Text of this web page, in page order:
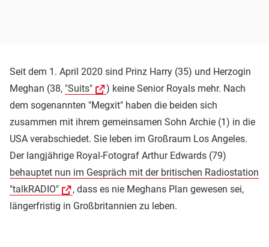
Seit dem 1. April 2020 sind Prinz Harry (35) und Herzogin
Meghan (38, "Suits"
) keine Senior Royals mehr. Nach
dem sogenannten "Megxit" haben die beiden sich
zusammen mit ihrem gemeinsamen Sohn Archie (1) in die
USA verabschiedet. Sie leben im Großraum Los Angeles.
Der langjährige Royal-Fotograf Arthur Edwards (79)
behauptet nun im Gespräch mit der britischen Radiostation
"talkRADIO"
, dass es nie Meghans Plan gewesen sei,
längerfristig in Großbritannien zu leben.